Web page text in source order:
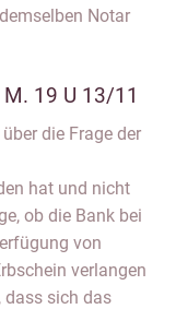
Notar
19 U 13/11
die Frage der
hat und nicht
ob die Bank bei
von
verlangen
dass sich das